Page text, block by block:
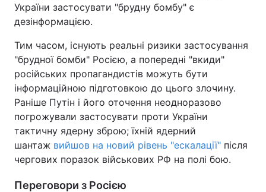
України застосувати "брудну бомбу" є
дезінформацією.
Тим часом, існують реальні ризики застосування
"брудної бомби" Росією, а попередні "вкиди"
російських пропагандистів можуть бути
інформаційною підготовкою до цього злочину.
Раніше Путін і його оточення неодноразово
погрожували застосувати проти України
тактичну ядерну зброю; їхній ядерний
шантаж вийшов на новий рівень "ескалації" після
чергових поразок військових РФ на полі бою.
Переговори з Росією